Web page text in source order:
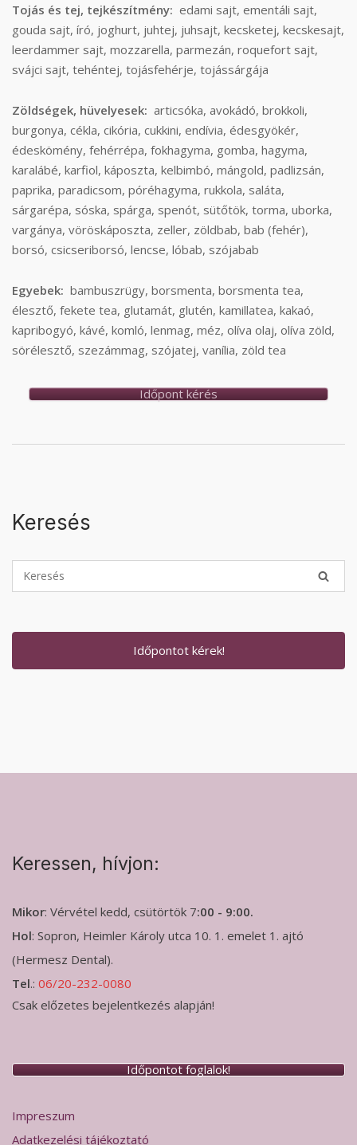
Tojás és tej, tejkészítmény: edami sajt, ementáli sajt,
gouda sajt, író, joghurt, juhtej, juhsajt, kecsketej, kecskesajt,
leerdammer sajt, mozzarella, parmezán, roquefort sajt,
svájci sajt, tehéntej, tojásfehérje, tojássárgája
Zöldségek, hüvelyesek: articsóka, avokádó, brokkoli,
burgonya, cékla, cikória, cukkini, endívia, édesgyökér,
édeskömény, fehérrépa, fokhagyma, gomba, hagyma,
karalábé, karfiol, káposzta, kelbimbó, mángold, padlizsán,
paprika, paradicsom, póréhagyma, rukkola, saláta,
sárgarépa, sóska, spárga, spenót, sütőtök, torma, uborka,
vargánya, vöröskáposzta, zeller, zöldbab, bab (fehér),
borsó, csicseriborsó, lencse, lóbab, szójabab
Egyebek: bambuszrügy, borsmenta, borsmenta tea,
élesztő, fekete tea, glutamát, glutén, kamillatea, kakaó,
kapribogyó, kávé, komló, lenmag, méz, olíva olaj, olíva zöld,
sörélesztő, szezámmag, szójatej, vanília, zöld tea
Időpont kérés
Keresés
Időpontot kérek!
Keressen, hívjon:
Mikor: Vérvétel kedd, csütörtök 7:00 - 9:00.
Hol: Sopron, Heimler Károly utca 10. 1. emelet 1. ajtó
(Hermesz Dental).
Tel.: 06/20-232-0080
Csak előzetes bejelentkezés alapján!
Időpontot foglalok!
Impreszum
Adatkezelési tájékoztató